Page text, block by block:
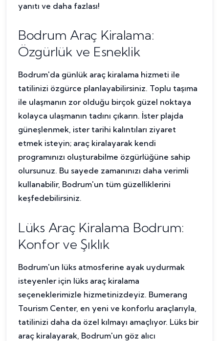
yanıtı ve daha fazlası!
Bodrum Araç Kiralama:
Özgürlük ve Esneklik
Bodrum'da günlük araç kiralama hizmeti ile
tatilinizi özgürce planlayabilirsiniz. Toplu taşıma
ile ulaşmanın zor olduğu birçok güzel noktaya
kolayca ulaşmanın tadını çıkarın. İster plajda
güneşlenmek, ister tarihi kalıntıları ziyaret
etmek isteyin; araç kiralayarak kendi
programınızı oluşturabilme özgürlüğüne sahip
olursunuz. Bu sayede zamanınızı daha verimli
kullanabilir, Bodrum'un tüm güzelliklerini
keşfedebilirsiniz.
Lüks Araç Kiralama Bodrum:
Konfor ve Şıklık
Bodrum'un lüks atmosferine ayak uydurmak
isteyenler için lüks araç kiralama
seçeneklerimizle hizmetinizdeyiz. Bumerang
Tourism Center, en yeni ve konforlu araçlarıyla,
tatilinizi daha da özel kılmayı amaçlıyor. Lüks bir
araç kiralayarak, Bodrum'un göz alıcı